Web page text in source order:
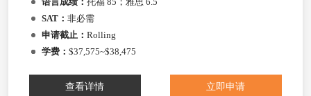
SAT： 非必需
申请截止： Rolling
学费： $37,575~$38,475
查看详情 立即申请